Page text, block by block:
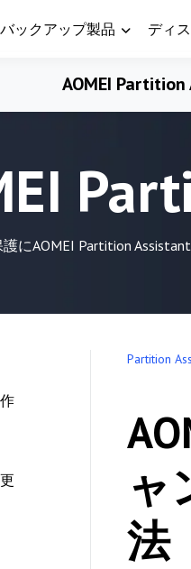
バックアップ製品 ディ
AOMEI
にAOMEI Partition
Partition
ャ
法